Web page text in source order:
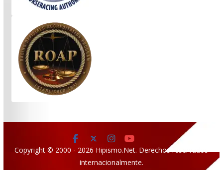
Copyright © 2000 - 2026 Hipismo.Net. Derechos reservados
internacionalmente.